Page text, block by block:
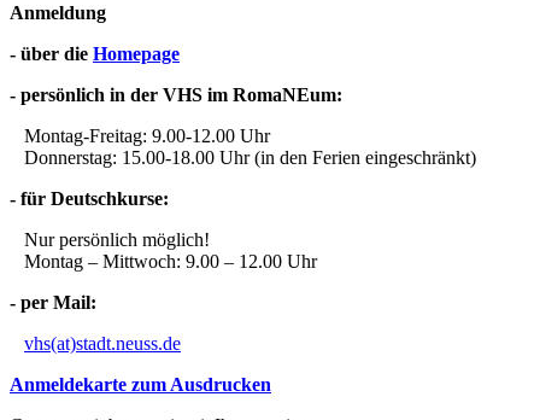
Anmeldung
- über die Homepage
- persönlich in der VHS im RomaNEum:
Montag-Freitag: 9.00-12.00 Uhr
Donnerstag: 15.00-18.00 Uhr (in den Ferien eingeschränkt)
- für Deutschkurse:
Nur persönlich möglich!
Montag – Mittwoch: 9.00 – 12.00 Uhr
- per Mail:
vhs(at)stadt.neuss.de
Anmeldekarte zum Ausdrucken